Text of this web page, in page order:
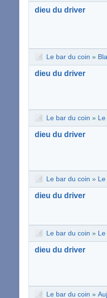
dieu du driver
Le bar du coin »
dieu du driver
Le bar du coin »
dieu du driver
Le bar du coin »
dieu du driver
Le bar du coin »
dieu du driver
Le bar du coin »